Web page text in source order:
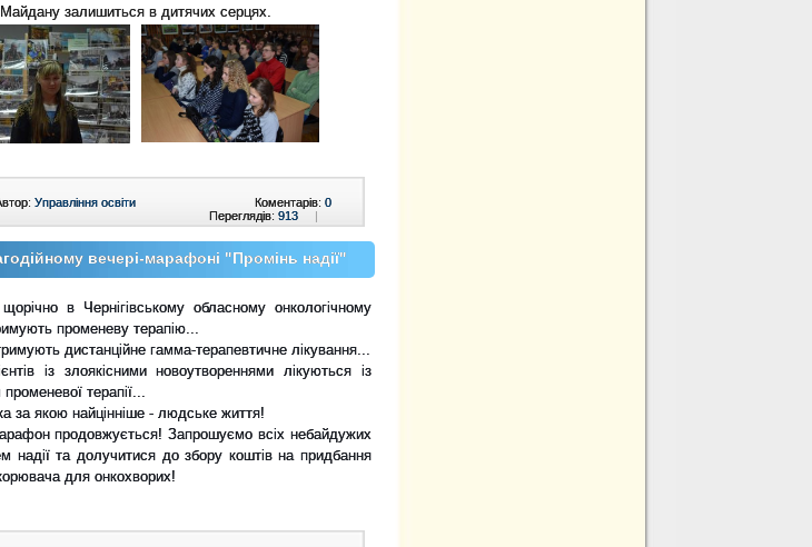
залишиться в дитячих серцях.
Управління освіти Коментарів: 0
Переглядів: 913 |
вечері-марафоні "Промінь надії"
в Чернігівському обласному онкологічному
променеву терапію...
дистанційне гамма-терапевтичне лікування...
із злоякісними новоутвореннями лікуються із
терапії...
за якою найцінніше - людське життя!
продовжується! Запрошуємо всіх небайдужих
надії та долучитися до збору коштів на придбання
для онкохворих!